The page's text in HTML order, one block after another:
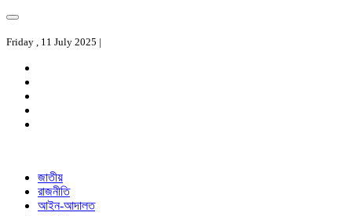
Friday , 11 July 2025 |
জাতীয়
রাজনীতি
আইন-আদালত